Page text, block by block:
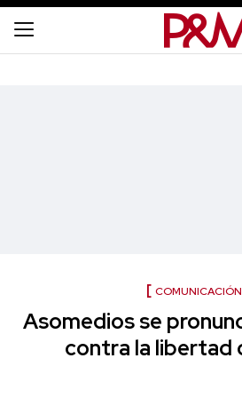
COMUNICACIÓN
Asomedios se
contra la libertad